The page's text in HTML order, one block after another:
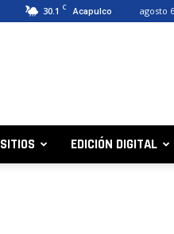
30.1 C Acapulco agosto
SITIOS EDICIÓN DIGITAL